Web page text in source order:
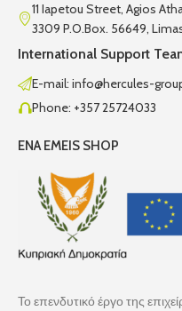
11 Iapetou Street, Agios
3309 P.O.Box. 56649,
International Support
E-mail: info@hercules-
Phone: +357 25724033
ENA EMEIS SHOP
Το επενδυτικό έργο της